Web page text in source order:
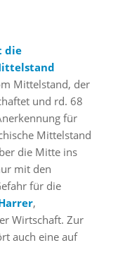
die
Mittelstand, der
und rd. 68
für
Mittelstand
die Mitte ins
mit den
für die
,
Wirtschaft. Zur
auch eine auf